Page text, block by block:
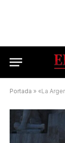
Portada » «La